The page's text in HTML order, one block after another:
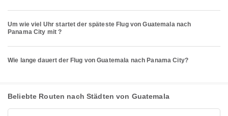
Um wie viel Uhr startet der späteste Flug von Guatemala nach
Panama City mit ?
Wie lange dauert der Flug von Guatemala nach Panama City?
Beliebte Routen nach Städten von Guatemala